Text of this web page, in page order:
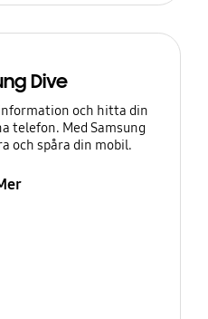
Dive
och hitta din
telefon. Med Samsung
och spåra din mobil.